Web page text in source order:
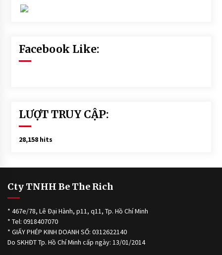
Facebook Like:
LƯỢT TRUY CẬP:
28,158 hits
Cty TNHH Be The Rich
* 467e/78, Lê Đại Hành, p11, q11, Tp. Hồ Chí Minh
* Tel: 0918407070
* GIẤY PHÉP KINH DOANH SỐ: 0312622140
Do SKHĐT Tp. Hồ Chí Minh cấp ngày: 13/01/2014